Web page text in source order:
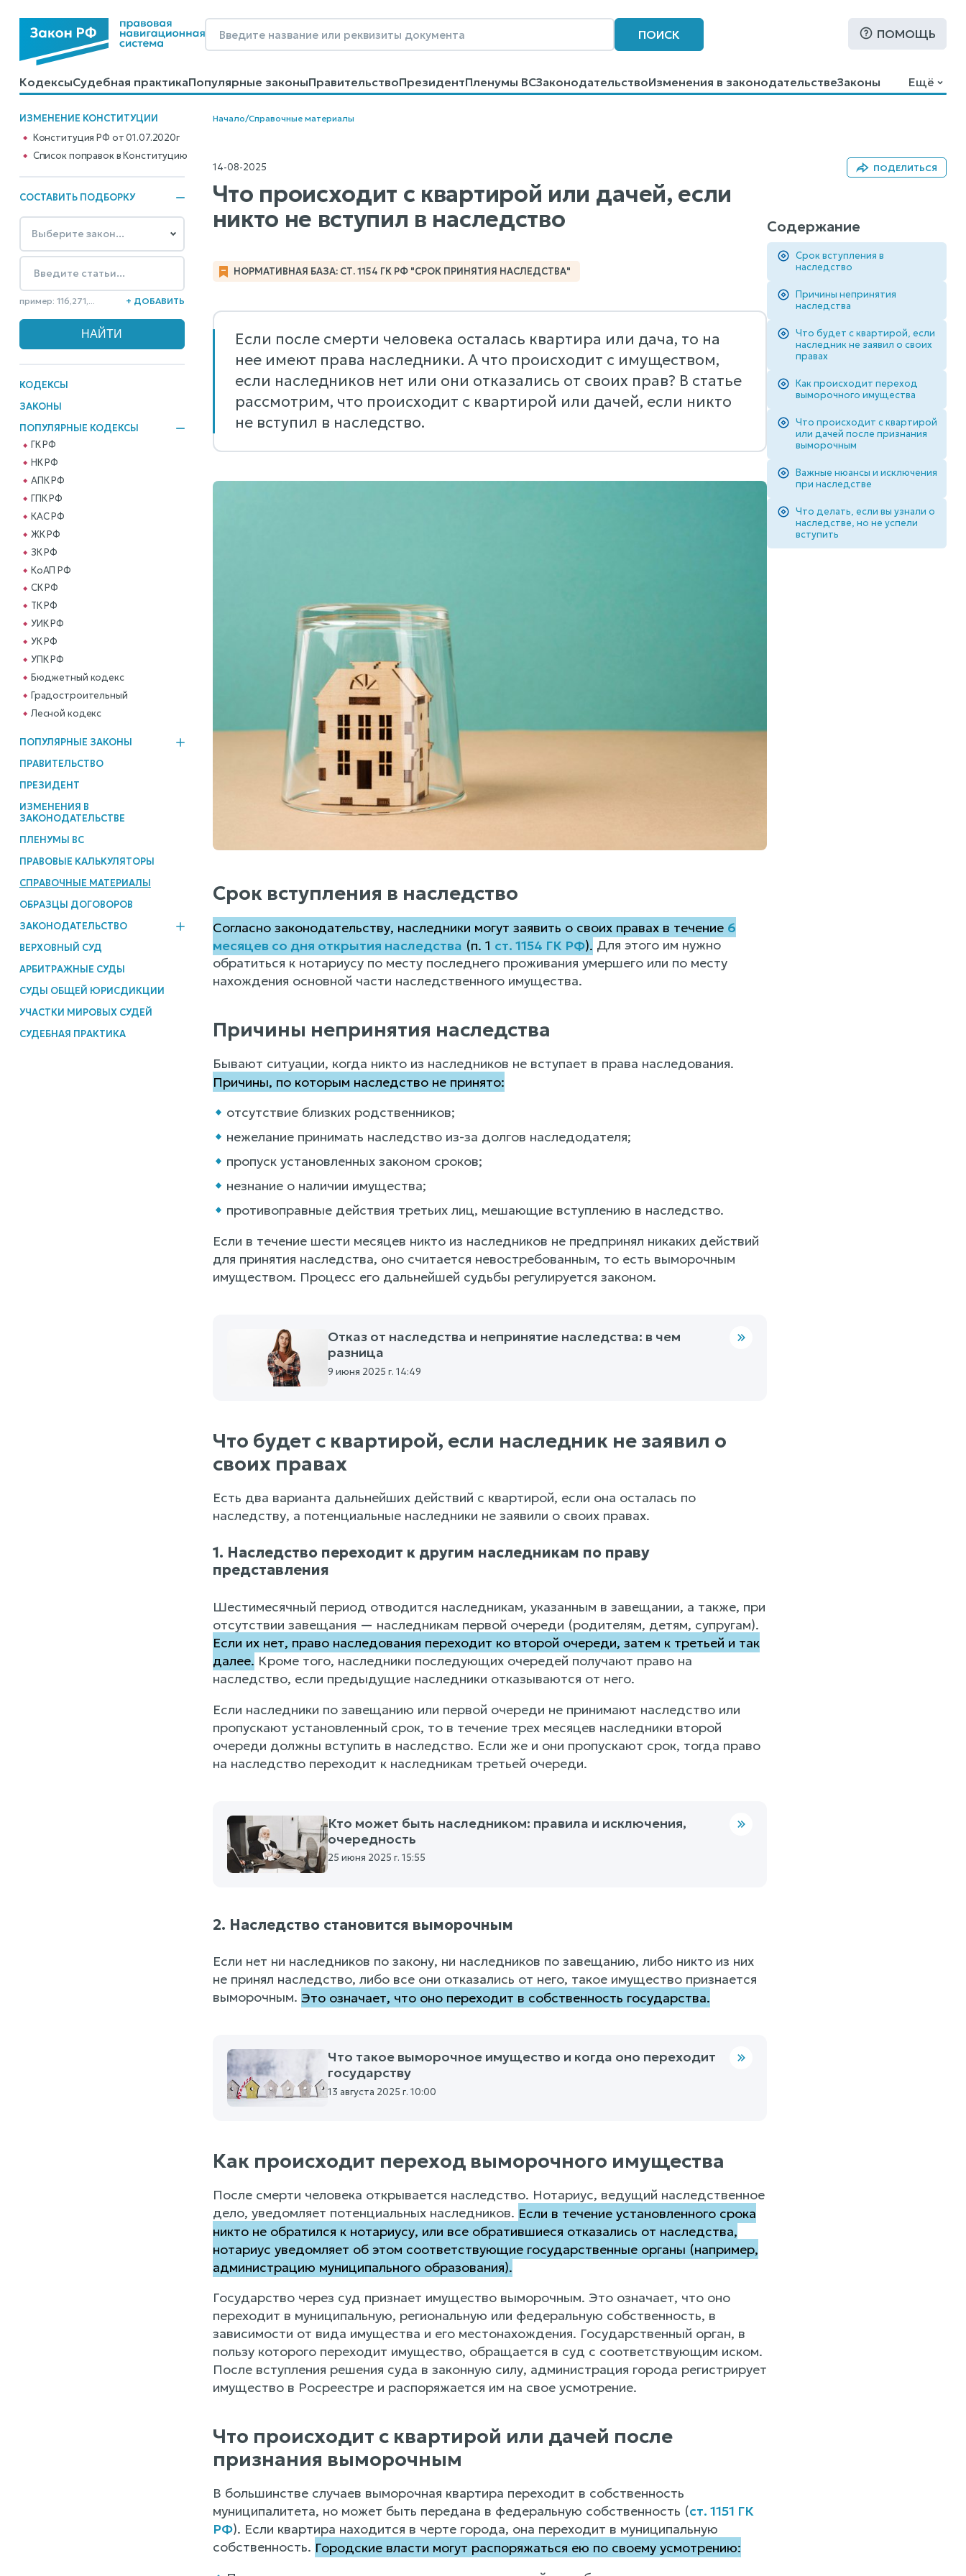
ПОИСК ПОМОЩЬ
КодексыСудебная практикаПопулярные законыПравительствоПрезидентПленумы ВСЗаконодательствоИзменения в законодательствеЗаконы
КалькуляторыСправочные материалыОбразцы договоровКонтактыПомощьПоиск
Ещё
ИЗМЕНЕНИЕ КОНСТИТУЦИИ
Конституция РФ от 01.07.2020г
Cписок поправок в Конституцию
СОСТАВИТЬ ПОДБОРКУ
пример: 116,271,... + ДОБАВИТЬ
КОДЕКСЫ
ЗАКОНЫ
ПОПУЛЯРНЫЕ КОДЕКСЫ
ГК РФ
НК РФ
АПК РФ
ГПК РФ
КАС РФ
ЖК РФ
ЗК РФ
КоАП РФ
СК РФ
ТК РФ
УИК РФ
УК РФ
УПК РФ
Бюджетный кодекс
Градостроительный
Лесной кодекс
ПОПУЛЯРНЫЕ ЗАКОНЫ
ПРАВИТЕЛЬСТВО
ПРЕЗИДЕНТ
ИЗМЕНЕНИЯ В
ЗАКОНОДАТЕЛЬСТВЕ
ПЛЕНУМЫ ВС
ПРАВОВЫЕ КАЛЬКУЛЯТОРЫ
СПРАВОЧНЫЕ МАТЕРИАЛЫ
ОБРАЗЦЫ ДОГОВОРОВ
ЗАКОНОДАТЕЛЬСТВО
ВЕРХОВНЫЙ СУД
АРБИТРАЖНЫЕ СУДЫ
СУДЫ ОБЩЕЙ ЮРИСДИКЦИИ
УЧАСТКИ МИРОВЫХ СУДЕЙ
СУДЕБНАЯ ПРАКТИКА
Начало/Справочные материалы
14-08-2025 ПОДЕЛИТЬСЯ
Что происходит с квартирой или дачей, если
никто не вступил в наследство
НОРМАТИВНАЯ БАЗА: СТ. 1154 ГК РФ "СРОК ПРИНЯТИЯ НАСЛЕДСТВА"
Если после смерти человека осталась квартира или дача, то на
нее имеют права наследники. А что происходит с имуществом,
если наследников нет или они отказались от своих прав? В статье
рассмотрим, что происходит с квартирой или дачей, если никто
не вступил в наследство.
Срок вступления в наследство
Согласно законодательству, наследники могут заявить о своих правах в течение 6
месяцев со дня открытия наследства (п. 1 ст. 1154 ГК РФ). Для этого им нужно
обратиться к нотариусу по месту последнего проживания умершего или по месту
нахождения основной части наследственного имущества.
Причины непринятия наследства
Бывают ситуации, когда никто из наследников не вступает в права наследования.
Причины, по которым наследство не принято:
отсутствие близких родственников;
нежелание принимать наследство из-за долгов наследодателя;
пропуск установленных законом сроков;
незнание о наличии имущества;
противоправные действия третьих лиц, мешающие вступлению в наследство.
Если в течение шести месяцев никто из наследников не предпринял никаких действий
для принятия наследства, оно считается невостребованным, то есть выморочным
имуществом. Процесс его дальнейшей судьбы регулируется законом.
Отказ от наследства и непринятие наследства: в чем
разница
9 июня 2025 г. 14:49
Что будет с квартирой, если наследник не заявил о
своих правах
Есть два варианта дальнейших действий с квартирой, если она осталась по
наследству, а потенциальные наследники не заявили о своих правах.
1. Наследство переходит к другим наследникам по праву
представления
Шестимесячный период отводится наследникам, указанным в завещании, а также, при
отсутствии завещания — наследникам первой очереди (родителям, детям, супругам).
Если их нет, право наследования переходит ко второй очереди, затем к третьей и так
далее. Кроме того, наследники последующих очередей получают право на
наследство, если предыдущие наследники отказываются от него.
Если наследники по завещанию или первой очереди не принимают наследство или
пропускают установленный срок, то в течение трех месяцев наследники второй
очереди должны вступить в наследство. Если же и они пропускают срок, тогда право
на наследство переходит к наследникам третьей очереди.
Кто может быть наследником: правила и исключения,
очередность
25 июня 2025 г. 15:55
2. Наследство становится выморочным
Если нет ни наследников по закону, ни наследников по завещанию, либо никто из них
не принял наследство, либо все они отказались от него, такое имущество признается
выморочным. Это означает, что оно переходит в собственность государства.
Что такое выморочное имущество и когда оно переходит
государству
13 августа 2025 г. 10:00
Как происходит переход выморочного имущества
После смерти человека открывается наследство. Нотариус, ведущий наследственное
дело, уведомляет потенциальных наследников. Если в течение установленного срока
никто не обратился к нотариусу, или все обратившиеся отказались от наследства,
нотариус уведомляет об этом соответствующие государственные органы (например,
администрацию муниципального образования).
Государство через суд признает имущество выморочным. Это означает, что оно
переходит в муниципальную, региональную или федеральную собственность, в
зависимости от вида имущества и его местонахождения. Государственный орган, в
пользу которого переходит имущество, обращается в суд с соответствующим иском.
После вступления решения суда в законную силу, администрация города регистрирует
имущество в Росреестре и распоряжается им на свое усмотрение.
Что происходит с квартирой или дачей после
признания выморочным
В большинстве случаев выморочная квартира переходит в собственность
муниципалитета, но может быть передана в федеральную собственность (ст. 1151 ГК
РФ). Если квартира находится в черте города, она переходит в муниципальную
собственность. Городские власти могут распоряжаться ею по своему усмотрению:
Содержание
Срок вступления в
наследство
Причины непринятия
наследства
Что будет с квартирой, если
наследник не заявил о своих
правах
Как происходит переход
выморочного имущества
Что происходит с квартирой
или дачей после признания
выморочным
Важные нюансы и исключения
при наследстве
Что делать, если вы узнали о
наследстве, но не успели
вступить